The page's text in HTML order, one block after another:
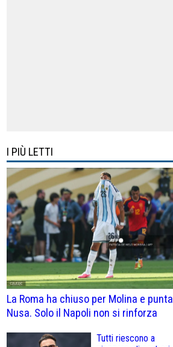
I PIÙ LETTI
La Roma ha chiuso per Molina e punta
Nusa. Solo il Napoli non si rinforza
Tutti riescono a